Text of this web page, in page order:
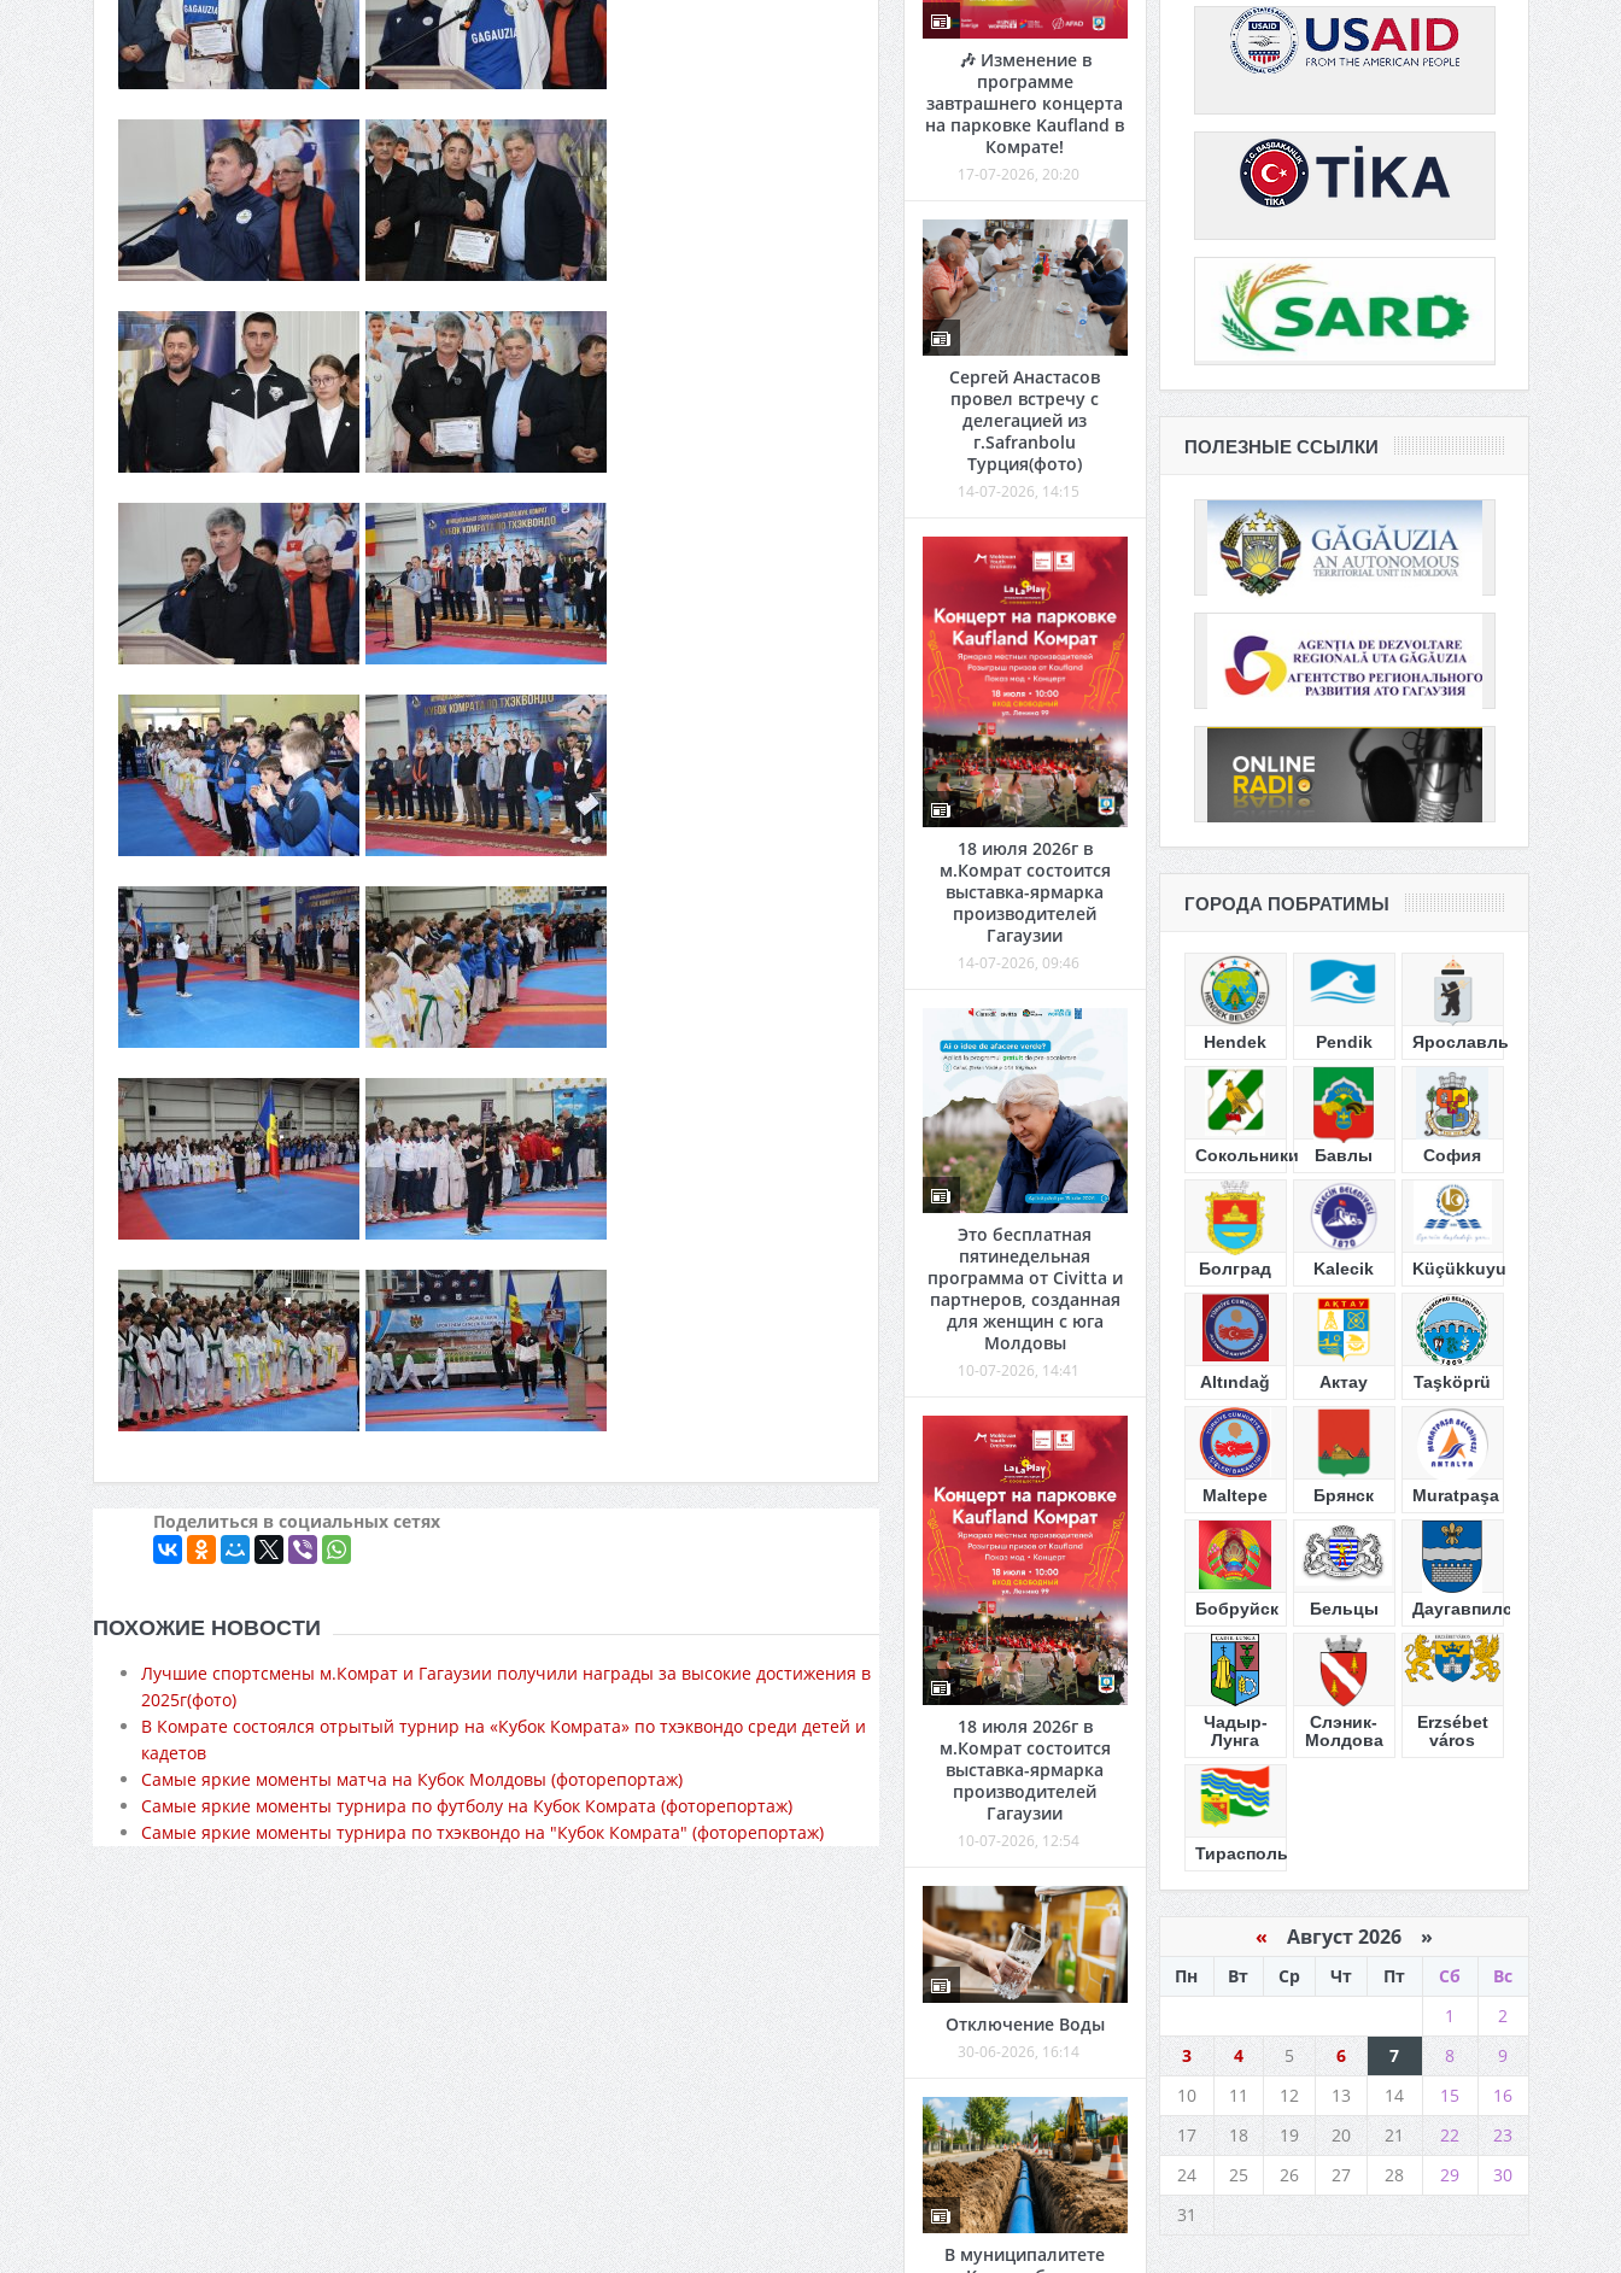
Поделиться в социальных сетях
ПОХОЖИЕ НОВОСТИ
Лучшие спортсмены м.Комрат и Гагаузии получили награды за высокие достижения в
2025г(фото)
В Комрате состоялся отрытый турнир на «Кубок Комрата» по тхэквондо среди детей и
кадетов
Самые яркие моменты матча на Кубок Молдовы (фоторепортаж)
Самые яркие моменты турнира по футболу на Кубок Комрата (фоторепортаж)
Самые яркие моменты турнира по тхэквондо на "Кубок Комрата" (фоторепортаж)
🎶 Изменение в
программе
завтрашнего концерта
на парковке Kaufland в
Комрате!
17-07-2026, 20:20
Сергей Анастасов
провел встречу с
делегацией из
г.Safranbolu
Турция(фото)
14-07-2026, 14:15
18 июля 2026г в
м.Комрат состоится
выставка-ярмарка
производителей
Гагаузии
14-07-2026, 09:46
Это бесплатная
пятинедельная
программа от Civitta и
партнеров, созданная
для женщин с юга
Молдовы
10-07-2026, 14:41
18 июля 2026г в
м.Комрат состоится
выставка-ярмарка
производителей
Гагаузии
10-07-2026, 12:54
Отключение Воды
30-06-2026, 16:14
В муниципалитете
ПОЛЕЗНЫЕ ССЫЛКИ
ГОРОДА ПОБРАТИМЫ
Hendek Pendik Ярославль
Сокольники Бавлы София
Болград Kalecik Küçükkuyu
Altındağ Актау Taşköprü
Maltepe Брянск Muratpaşa
Бобруйск Бельцы Даугавпилс
Чадыр-
Лунга
Слэник-
Молдова
Erzsébet
város
Тирасполь
« Август 2026 »
Пн Вт Ср Чт Пт Сб
Вс
1
2
3
4 5 6 7 8
9
10
11 12 13 14 15
16
17
18 19 20 21 22
23
24
25 26 27 28 29
30
31